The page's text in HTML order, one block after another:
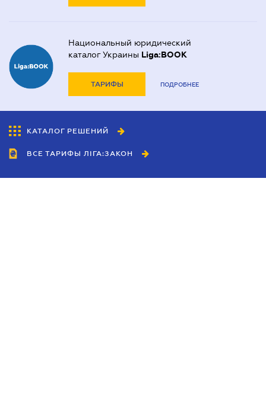
Национальный юридический
каталог Украины Liga:BOOK
ТАРИФЫ ПОДРОБНЕЕ
КАТАЛОГ РЕШЕНИЙ
ВСЕ ТАРИФЫ ЛІГА:ЗАКОН